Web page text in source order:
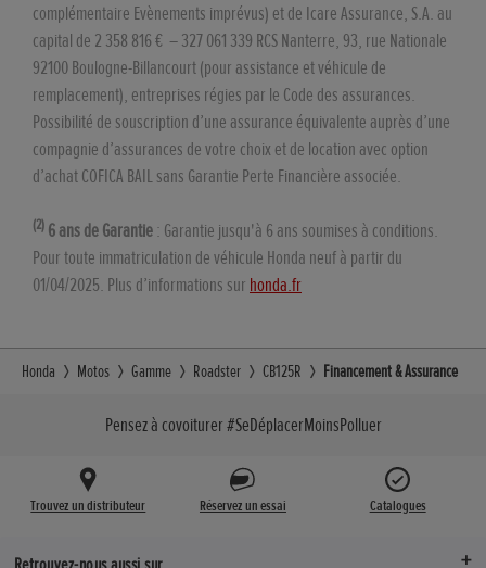
complémentaire Evènements imprévus) et de Icare Assurance, S.A. au
capital de 2 358 816 € – 327 061 339 RCS Nanterre, 93, rue Nationale
92100 Boulogne-Billancourt (pour assistance et véhicule de
remplacement), entreprises régies par le Code des assurances.
Possibilité de souscription d’une assurance équivalente auprès d’une
compagnie d’assurances de votre choix et de location avec option
d’achat COFICA BAIL sans Garantie Perte Financière associée.
(2) 6 ans de Garantie: Garantie jusqu'à 6 ans soumises à conditions.
Pour toute immatriculation de véhicule Honda neuf à partir du
01/04/2025. Plus d’informations sur honda.fr
Honda Motos Gamme Roadster CB125R Financement & Assurance
Pensez à covoiturer #SeDéplacerMoinsPolluer
Trouvez un distributeur Réservez un essai Catalogues